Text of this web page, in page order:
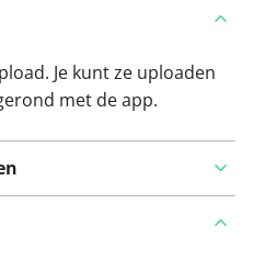
Je kunt ze uploaden
met de app.